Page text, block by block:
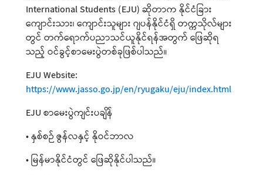
International Students (EJU) ဆိုတာက နိုင်ငံခြား
ကျောင်းသား၊ ကျောင်းသူများ ဂျပန်နိုင်ငံရှိ တက္ကသိုလ်များ
တွင် တက်ရောက်ပညာသင်ယူနိုင်ရန်အတွက် ဖြေဆိုရ
သည့် ဝင်ခွင့်စာမေးပွဲတစ်ခုဖြစ်ပါသည်။
EJU Website:
https://www.jasso.go.jp/en/ryugaku/eju/index.html
EJU စာမေးပွဲကျင်းပချိန်
• နှစ်စဉ် ဇွန်လနှင့် နိုဝင်ဘာလ
• မြန်မာနိုင်ငံတွင် ဖြေဆိုနိုင်ပါသည်။